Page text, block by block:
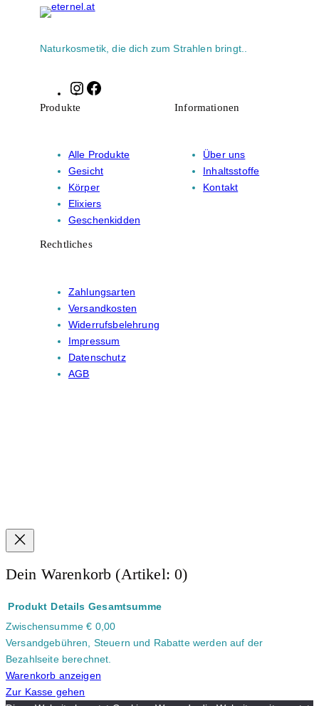
Naturkosmetik, die dich zum Strahlen bringt..
Instagram
Produkte
Alle Produkte
Gesicht
Körper
Elixiers
Geschenkidden
Informationen
Über uns
Inhaltsstoffe
Kontakt
Rechtliches
Zahlungsarten
Versandkosten
Widerrufsbelehrung
Impressum
Datenschutz
AGB
Dein Warenkorb (Artikel: 0)
Produkte
im
Warenkorb
Produkt Details Gesamtsumme
Zwischensumme€ 0,00
Versandgebühren, Steuern und Rabatte werden auf der
Bezahlseite berechnet.
Warenkorb anzeigen
Zur Kasse gehen